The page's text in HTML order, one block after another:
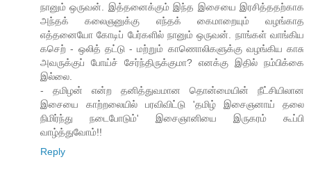
நானும் ஒருவன். இத்தனைக்கும் இந்த இசையை இரசித்ததற்காக
அந்தக் கலைஞனுக்கு எந்தக் கைமாறையும் வழங்காத
எத்தனையோ கோடிப் பேர்களில் நானும் ஒருவன். நாங்கள் வாங்கிய
கசெற் - ஒலித் தட்டு - மற்றும் காணொலிகளுக்கு வழங்கிய காசு
அவருக்குப் போய்ச் சேர்ந்திருக்குமா? எனக்கு இதில் நம்பிக்கை
இல்லை.
- தமிழன் என்ற தனித்துவமான தொன்மையின் நீட்சியிலான
இசையை காற்றலையில் பரவிவிட்டு 'தமிழ் இசைஞனாய் தலை
நிமிர்ந்து நடைபோடும்' இசைஞானியை இருகரம் கூப்பி
வாழ்த்துவோம்!!
Reply